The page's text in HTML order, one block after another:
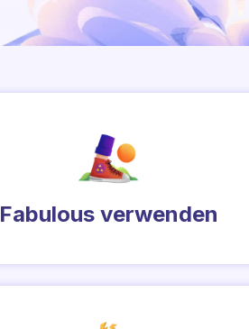
Fabulous verwenden